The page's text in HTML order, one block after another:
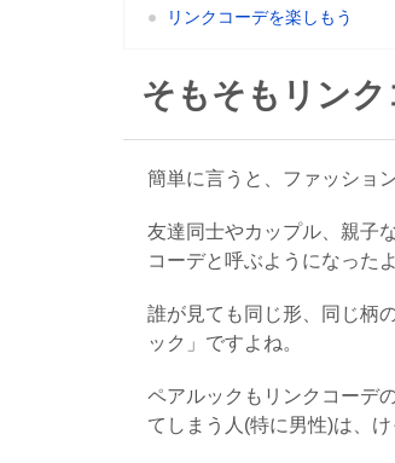
リンクコーデを楽しもう
そもそもリン
簡単に言うと、ファッショ
友達同士やカップル、親子
コーデと呼ぶようになった
誰が見ても同じ形、同じ柄
ック」ですよね。
ペアルックもリンクコーデ
てしまう人(特に男性)は、